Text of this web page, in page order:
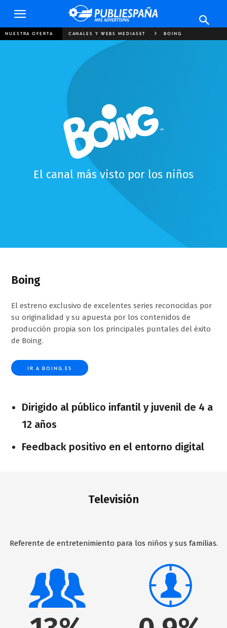
Publiespaña
NUESTRA OFERTA CANALES Y WEBS MEDIASET BOING
El canal más visto por los niños
Boing
El estreno exclusivo de excelentes series reconocidas por
su originalidad y su apuesta por los contenidos de
producción propia son los principales puntales del éxito
de Boing.
IR A BOING.ES
Dirigido al público infantil y juvenil de 4 a
12 años
Feedback positivo en el entorno digital
Televisión
Referente de entretenimiento para los niños y sus familias.